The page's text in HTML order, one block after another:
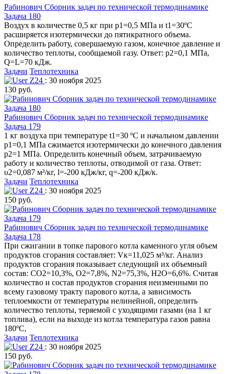
Рабинович Сборник задач по технической термодинамике
Задача 180
Воздух в количестве 0,5 кг при р1=0,5 МПа и t1=30ºC
расширяется изотермически до пятикратного объема.
Определить работу, совершаемую газом, конечное давление и
количество теплоты, сообщаемой газу. Ответ: р2=0,1 МПа,
Q=L=70 кДж.
Задачи Теплотехника
Z24 : 30 ноября 2025
130 руб.
Рабинович Сборник задач по технической термодинамике
Задача 179
1 кг воздуха при температуре t1=30 ºC и начальном давлении
р1=0,1 МПа сжимается изотермически до конечного давления
р2=1 МПа. Определить конечный объем, затрачиваемую
работу и количество теплоты, отводимой от газа. Ответ:
υ2=0,087 м³/кг, l=-200 кДж/кг, q=-200 кДж/к.
Задачи Теплотехника
Z24 : 30 ноября 2025
150 руб.
Рабинович Сборник задач по технической термодинамике
Задача 178
При сжигании в топке парового котла каменного угля объем
продуктов сгорания составляет: Vк=11,025 м³/кг. Анализ
продуктов сгорания показывает следующий их объемный
состав: CO2=10,3%, O2=7,8%, N2=75,3%, H2O=6,6%. Считая
количество и состав продуктов сгорания неизменными по
всему газовому тракту парового котла, а зависимость
теплоемкости от температуры нелинейной, определить
количество теплоты, теряемой с уходящими газами (на 1 кг
топлива), если на выходе из котла температура газов равна
180ºC,
Задачи Теплотехника
Z24 : 30 ноября 2025
150 руб.